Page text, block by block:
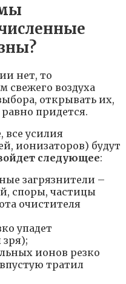
нет, то
свежего воздуха
открывать их,
придется.
все усилия
ионизаторов) будут
следующее:
загрязнители –
споры, частицы
очистителя
упадет
зря);
ионов резко
тратил